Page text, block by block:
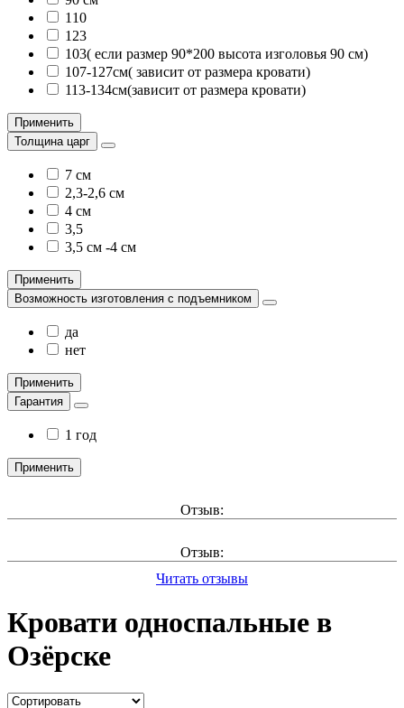
110
123
103( если размер 90*200 высота изголовья 90 см)
107-127см( зависит от размера кровати)
113-134см(зависит от размера кровати)
Применить
Толщина царг
7 см
2,3-2,6 см
4 см
3,5
3,5 см -4 см
Применить
Возможность изготовления с подъемником
да
нет
Применить
Гарантия
1 год
Применить
Отзыв:
Отзыв:
Читать отзывы
Кровати односпальные в
Озёрске